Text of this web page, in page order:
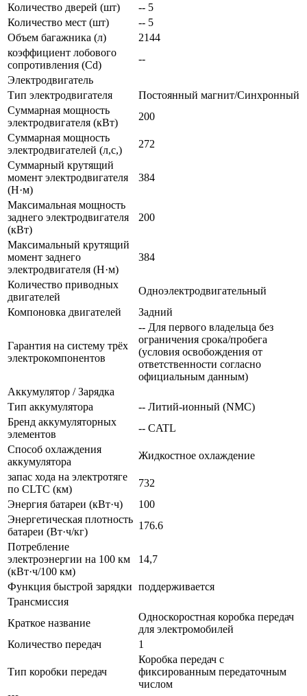
Количество дверей (шт)
-- 5
Количество мест (шт)
-- 5
Объем багажника (л)
2144
коэффициент лобового
сопротивления (Cd)
--
Электродвигатель
Тип электродвигателя
Постоянный магнит/Синхронный
Суммарная мощность
электродвигателя (кВт)
200
Суммарная мощность
электродвигателей (л,с,)
272
Суммарный крутящий
момент электродвигателя
(Н·м)
384
Максимальная мощность
заднего электродвигателя
(кВт)
200
Максимальный крутящий
момент заднего
электродвигателя (Н·м)
384
Количество приводных
двигателей
Одноэлектродвигательный
Компоновка двигателей
Задний
Гарантия на систему трёх
электрокомпонентов
-- Для первого владельца без
ограничения срока/пробега
(условия освобождения от
ответственности согласно
официальным данным)
Аккумулятор / Зарядка
Тип аккумулятора
-- Литий-ионный (NMC)
Бренд аккумуляторных
элементов
-- CATL
Способ охлаждения
аккумулятора
Жидкостное охлаждение
запас хода на электротяге
по CLTC (км)
732
Энергия батареи (кВт·ч)
100
Энергетическая плотность
батареи (Вт·ч/кг)
176.6
Потребление
электроэнергии на 100 км
(кВт·ч/100 км)
14,7
Функция быстрой зарядки поддерживается
Трансмиссия
Краткое название
Односкоростная коробка передач
для электромобилей
Количество передач
1
Тип коробки передач
Коробка передач с
фиксированным передаточным
числом